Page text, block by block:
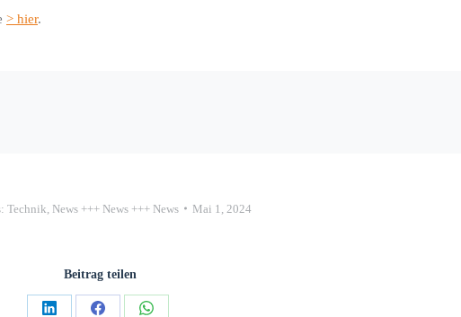
> hier.
Technik News +++ News +++ News Mai 1, 2024
Beitrag teilen